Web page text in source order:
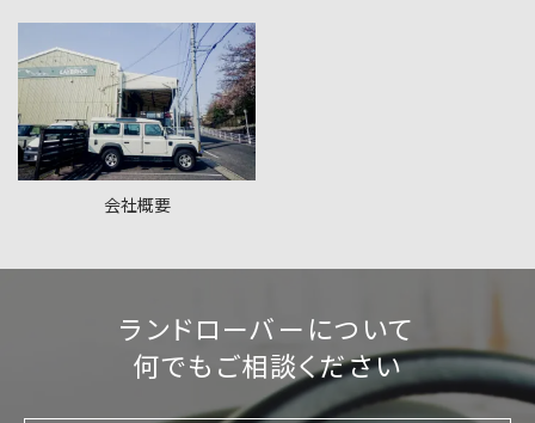
会社概要
ランドローバーについて
何でもご相談ください